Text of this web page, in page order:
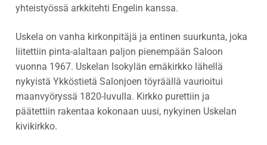
yhteistyössä arkkitehti Engelin kanssa.
Uskela on vanha kirkonpitäjä ja entinen suurkunta, joka
liitettiin pinta-alaltaan paljon pienempään Saloon
vuonna 1967. Uskelan Isokylän emäkirkko lähellä
nykyistä Ykköstietä Salonjoen töyräällä vaurioitui
maanvyöryssä 1820-luvulla. Kirkko purettiin ja
päätettiin rakentaa kokonaan uusi, nykyinen Uskelan
kivikirkko.